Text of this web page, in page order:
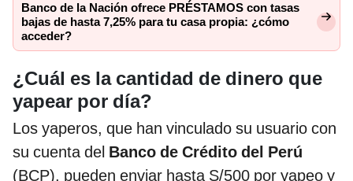
Banco de la Nación ofrece PRÉSTAMOS con tasas
bajas de hasta 7,25% para tu casa propia: ¿cómo
acceder?
¿Cuál es la cantidad de dinero que
yapear por día?
Los yaperos, que han vinculado su usuario con
su cuenta del Banco de Crédito del Perú
(BCP), pueden enviar hasta S/500 por yapeo y